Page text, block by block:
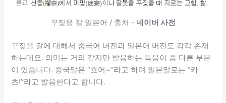
꾸짖을 갈 일본어 / 출처 –네이버 사전
꾸짖을 갈에 대해서 중국어 버전과 일본어 버전도 각각 존재
하는데요. 의미는 거의 같지만 발음하는 독음이 좀 다른 부분
이 있습니다. 중국말은 “흐어~”라고 하며 일본말로는 “카
츠!”라고 발음한다고 합니다.